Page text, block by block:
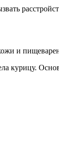
и
курицу.